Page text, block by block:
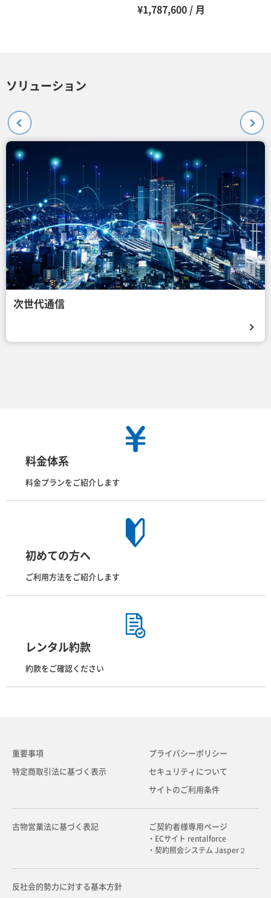
¥1,787,600 / 月
ソリューション
次世代通信
料金体系
料金プランをご紹介します
初めての方へ
ご利用方法をご紹介します
レンタル約款
約款をご確認ください
重要事項
特定商取引法に基づく表示
プライバシーポリシー
セキュリティについて
サイトのご利用条件
古物営業法に基づく表記 ご契約者様専用ページ
・ECサイト rentalforce
・契約照会システム Jasper２
反社会的勢力に対する基本方針